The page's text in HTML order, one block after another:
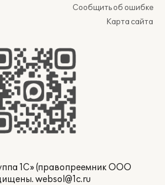
Сообщить об ошибке
Карта сайта
1С» (правопреемник ООО
websol@1c.ru